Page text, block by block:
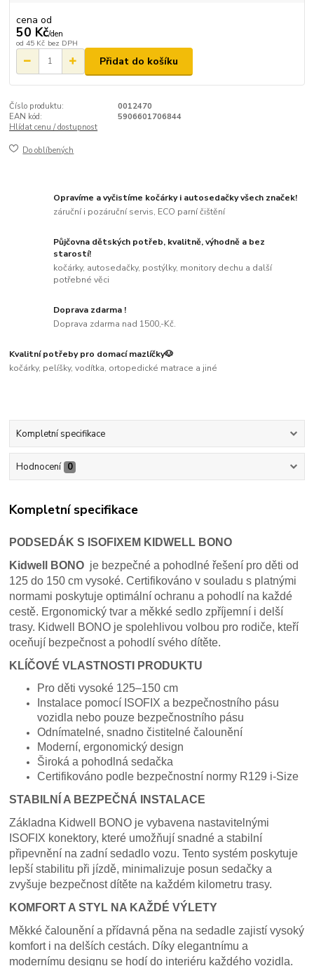
cena od
50 Kč/den
od 45 Kč bez DPH
Přidat do košíku
Číslo produktu:
0012470
EAN kód:
5906601706844
Hlídat cenu / dostupnost
Do oblíbených
Opravíme a vyčistíme kočárky i autosedačky všech značek!
záruční i pozáruční servis, ECO parní čištění
Půjčovna dětských potřeb, kvalitně, výhodně a bez
starostí!
kočárky, autosedačky, postýlky, monitory dechu a další
potřebné věci
Doprava zdarma !
Doprava zdarma nad 1500,-Kč.
Kvalitní potřeby pro domací mazlíčky🐶
kočárky, pelíšky, vodítka, ortopedické matrace a jiné
Kompletní specifikace
Hodnocení 0
Kompletní specifikace
PODSEDÁK S ISOFIXEM KIDWELL BONO
Kidwell BONO je bezpečné a pohodlné řešení pro děti od
125 do 150 cm vysoké. Certifikováno v souladu s platnými
normami poskytuje optimální ochranu a pohodlí na každé
cestě. Ergonomický tvar a měkké sedlo zpříjemní i delší
trasy. Kidwell BONO je spolehlivou volbou pro rodiče, kteří
oceňují bezpečnost a pohodlí svého dítěte.
KLÍČOVÉ VLASTNOSTI PRODUKTU
Pro děti vysoké 125–150 cm
Instalace pomocí ISOFIX a bezpečnostního pásu
vozidla nebo pouze bezpečnostního pásu
Odnímatelné, snadno čistitelné čalounění
Moderní, ergonomický design
Široká a pohodlná sedačka
Certifikováno podle bezpečnostní normy R129 i-Size
STABILNÍ A BEZPEČNÁ INSTALACE
Základna Kidwell BONO je vybavena nastavitelnými
ISOFIX konektory, které umožňují snadné a stabilní
připevnění na zadní sedadlo vozu. Tento systém poskytuje
lepší stabilitu při jízdě, minimalizuje posun sedačky a
zvyšuje bezpečnost dítěte na každém kilometru trasy.
KOMFORT A STYL NA KAŽDÉ VÝLETY
Měkké čalounění a přídavná pěna na sedadle zajistí vysoký
komfort i na delších cestách. Díky elegantnímu a
modernímu designu se hodí do interiéru každého vozidla.